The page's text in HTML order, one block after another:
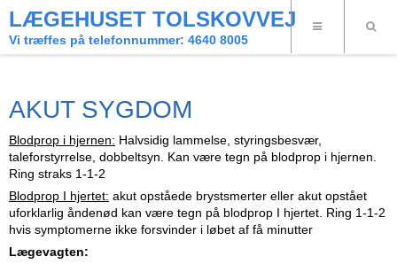
LÆGEHUSET TOLSKOVVEJ
Vi træffes på telefonnummer: 4640 8005
AKUT SYGDOM
Blodprop i hjernen: Halvsidig lammelse, styringsbesvær,
taleforstyrrelse, dobbeltsyn. Kan være tegn på blodprop i hjernen.
Ring straks 1-1-2
Blodprop I hjertet: akut opståede brystsmerter eller akut opstået
uforklarlig åndenød kan være tegn på blodprop I hjertet. Ring 1-1-2
hvis symptomerne ikke forsvinder i løbet af få minutter
Lægevagten: